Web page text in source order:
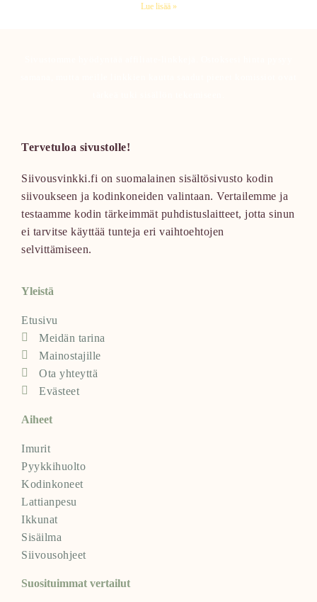
Lue lisää »
Tervetuloa sivustolle!
Siivousvinkki.fi on suomalainen sisältösivusto kodin
siivoukseen ja kodinkoneiden valintaan. Vertailemme ja
testaamme kodin tärkeimmät puhdistuslaitteet, jotta sinun
ei tarvitse käyttää tunteja eri vaihtoehtojen
selvittämiseen.
Yleistä
Etusivu
Meidän tarina
Mainostajille
Ota yhteyttä
Evästeet
Aiheet
Imurit
Pyykkihuolto
Kodinkoneet
Lattianpesu
Ikkunat
Sisäilma
Siivousohjeet
Suosituimmat vertailut